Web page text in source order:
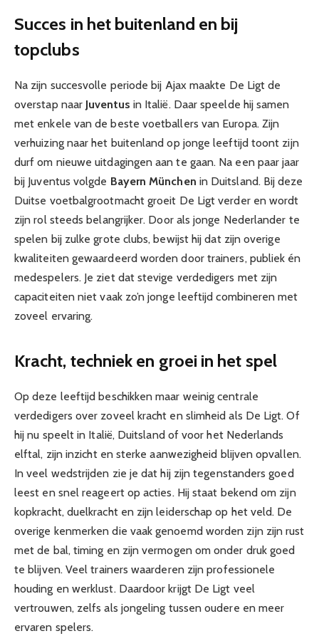
Succes in het buitenland en bij
topclubs
Na zijn succesvolle periode bij Ajax maakte De Ligt de
overstap naar Juventus in Italië. Daar speelde hij samen
met enkele van de beste voetballers van Europa. Zijn
verhuizing naar het buitenland op jonge leeftijd toont zijn
durf om nieuwe uitdagingen aan te gaan. Na een paar jaar
bij Juventus volgde Bayern München in Duitsland. Bij deze
Duitse voetbalgrootmacht groeit De Ligt verder en wordt
zijn rol steeds belangrijker. Door als jonge Nederlander te
spelen bij zulke grote clubs, bewijst hij dat zijn overige
kwaliteiten gewaardeerd worden door trainers, publiek én
medespelers. Je ziet dat stevige verdedigers met zijn
capaciteiten niet vaak zo’n jonge leeftijd combineren met
zoveel ervaring.
Kracht, techniek en groei in het spel
Op deze leeftijd beschikken maar weinig centrale
verdedigers over zoveel kracht en slimheid als De Ligt. Of
hij nu speelt in Italië, Duitsland of voor het Nederlands
elftal, zijn inzicht en sterke aanwezigheid blijven opvallen.
In veel wedstrijden zie je dat hij zijn tegenstanders goed
leest en snel reageert op acties. Hij staat bekend om zijn
kopkracht, duelkracht en zijn leiderschap op het veld. De
overige kenmerken die vaak genoemd worden zijn zijn rust
met de bal, timing en zijn vermogen om onder druk goed
te blijven. Veel trainers waarderen zijn professionele
houding en werklust. Daardoor krijgt De Ligt veel
vertrouwen, zelfs als jongeling tussen oudere en meer
ervaren spelers.